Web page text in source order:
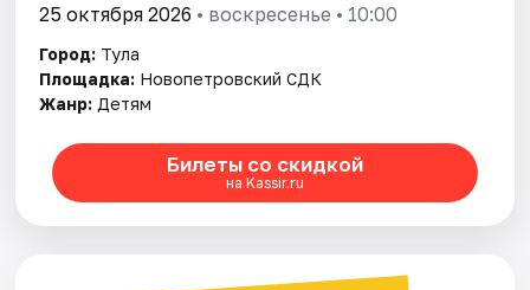
25 октября 2026 • воскресенье • 10:00
Город: Тула
Площадка: Новопетровский СДК
Жанр: Детям
Билеты со скидкой
на Kassir.ru